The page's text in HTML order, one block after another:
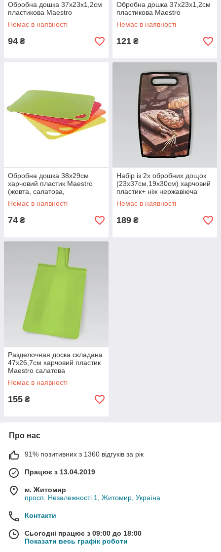
Обробна дошка 37х23х1,2см
пластикова Maestro
Немає в наявності
94 ₴
Обробна дошка 37х23х1,2см
пластикова Maestro
Немає в наявності
121 ₴
Обробна дошка 38х29см
харчовий пластик Maestro
(жовта, салатова,
помаранчева, червона)
Немає в наявності
74 ₴
Набір із 2х обробних дощок
(23х37см,19х30см) харчовий
пластик+ ніж нержавіюча
сталь Maestro
Немає в наявності
189 ₴
Разделочная доска складана
47х26,7см харчовий пластик
Maestro салатова
Немає в наявності
155 ₴
Про нас
91% позитивних з 1360 відгуків за рік
Працює з 13.04.2019
м. Житомир
просп. Незалежності 1, Житомир, Україна
Контакти
Сьогодні працює з 09:00 до 18:00
Показати весь графік роботи